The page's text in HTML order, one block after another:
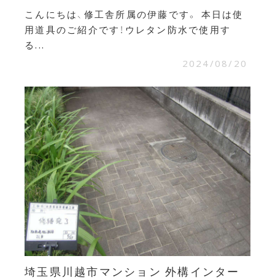
こんにちは、修工舎所属の伊藤です。 本日は使
用道具のご紹介です！ウレタン防水で使用す
る...
2024/08/20
埼玉県川越市マンション 外構インター